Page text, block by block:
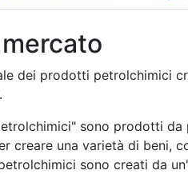
dei prodotti petrolchimici
sono prodotti
creare una varietà di beni,
sono creati da